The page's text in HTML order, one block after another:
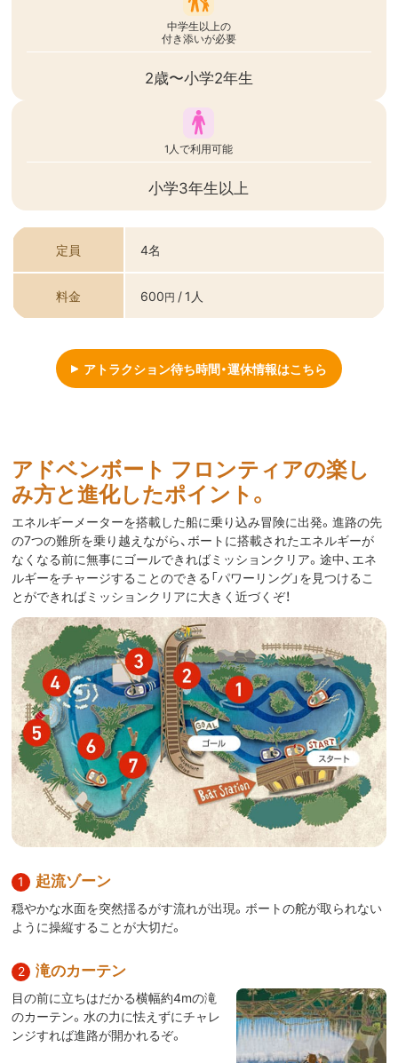
中学生以上の
付き添いが必要
2歳〜小学2年生
1人で利用可能
小学3年生以上
定員 4名
料金 600円 / 1人
アトラクション待ち時間・運休情報はこちら
アドベンボート フロンティアの楽し
み方と進化したポイント。
エネルギーメーターを搭載した船に乗り込み冒険に出発。進路の先
の7つの難所を乗り越えながら、ボートに搭載されたエネルギーが
なくなる前に無事にゴールできればミッションクリア。途中、エネ
ルギーをチャージすることのできる「パワーリング」を見つけるこ
とができればミッションクリアに大きく近づくぞ！
起流ゾーン
穏やかな水面を突然揺るがす流れが出現。ボートの舵が取られない
ように操縦することが大切だ。
滝のカーテン
目の前に立ちはだかる横幅約4mの滝
のカーテン。水の力に怯えずにチャレ
ンジすれば進路が開かれるぞ。